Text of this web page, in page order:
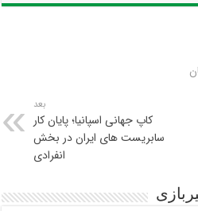
بعد
کاپ جهانی اسپانیا؛ پایان کار
سابریست های ایران در بخش
انفرادی